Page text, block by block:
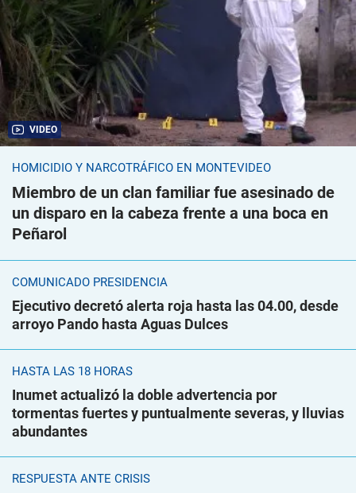
VIDEO
HOMICIDIO Y NARCOTRÁFICO EN MONTEVIDEO
Miembro de un clan familiar fue asesinado de
un disparo en la cabeza frente a una boca en
Peñarol
COMUNICADO PRESIDENCIA
Ejecutivo decretó alerta roja hasta las 04.00, desde
arroyo Pando hasta Aguas Dulces
HASTA LAS 18 HORAS
Inumet actualizó la doble advertencia por
tormentas fuertes y puntualmente severas, y lluvias
abundantes
RESPUESTA ANTE CRISIS